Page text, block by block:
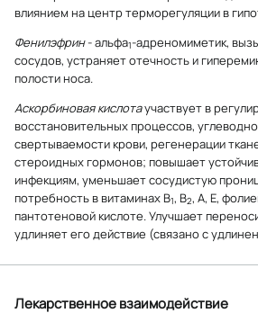
влиянием на центр терморегуляции в
Фенилэфрин- альфа1-адреномиметик,
сосудов, устраняет отечность и
полости носа.
Аскорбиновая кислотаучаствует в
восстановительных процессов,
свертываемости крови, регенерации
стероидных гормонов; повышает
инфекциям, уменьшает сосудистую
потребность в витаминах B1, B2, А, Е,
пантотеновой кислоте. Улучшает
удлиняет его действие (связано с
Лекарственное взаимодействие